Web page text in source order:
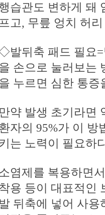
습관도 변하게 돼
프고, 무릎 엉치 허
발뒤축 패드 필요=
손으로 눌러보는
누르면 심한 통증
만약 발생 초기라면
자의 95%가 이 방
키는 노력이 필요하
소염제를 복용하면
용 등이 대표적인
발 뒤축에 넣어 사